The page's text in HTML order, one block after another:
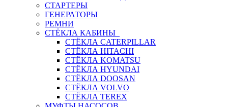
СТАРТЕРЫ
ГЕНЕРАТОРЫ
РЕМНИ
СТЁКЛА КАБИНЫ
СТЁКЛА CATERPILLAR
СТЁКЛА HITACHI
СТЁКЛА KOMATSU
СТЁКЛА HYUNDAI
СТЁКЛА DOOSAN
СТЁКЛА VOLVO
СТЁКЛА TEREX